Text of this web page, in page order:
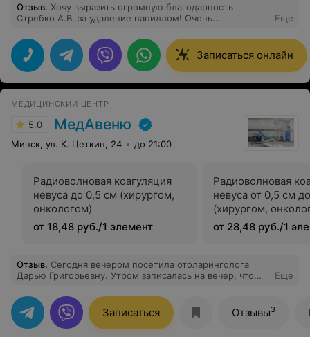
Отзыв. Хочу выразить огромную благодарность
Стребко А.В. за удаление папиллом! Очень
страхи, подробно объяснил процесс. Всё прошло
быстро и комфортно. Самое главное — никаких следов
не осталось! Кожа зажила идеально, даже маленьких
рубчиков нет. Спасибо за золотые руки и
профессионализм! Теперь только к вам.
Еще
Записаться онлайн
МЕДИЦИНСКИЙ ЦЕНТР
5.0 МедАвеню
Минск, ул. К. Цеткин, 24 до 21:00
Радиоволновая коагуляция
невуса до 0,5 см (хирургом,
онкологом)
от 18,48 руб./1 элемент
Радиоволновая
невуса от 0,5 см
(хирургом,
от 28,48 руб./1
Отзыв. Сегодня вечером посетила отоларинголога
Дарью Григорьевну. Утром записалась на вечер, что
даже согласилась на дополнительную манипуляцию,
хотя изначально не планировала. Получила понятную
консультацию, рекомендации и назначения. Цена
вполне посильная. Благодарю.
Еще
Записаться Отзывы3